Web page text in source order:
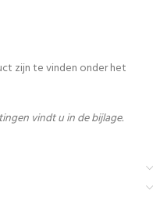
zijn te vinden onder het
vindt u in de bijlage.